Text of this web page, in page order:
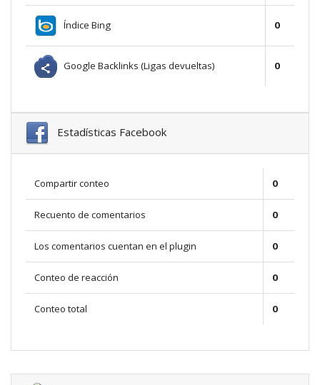
Índice Bing 0
Google Backlinks (Ligas devueltas) 0
Estadísticas Facebook
Compartir conteo 0
Recuento de comentarios 0
Los comentarios cuentan en el plugin 0
Conteo de reacción 0
Conteo total 0